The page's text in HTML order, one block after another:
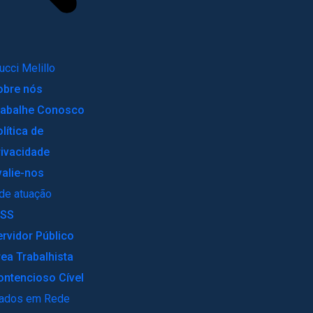
Melillo
nós
Conosco
de
nos
atuação
Público
Trabalhista
Cível
em Rede